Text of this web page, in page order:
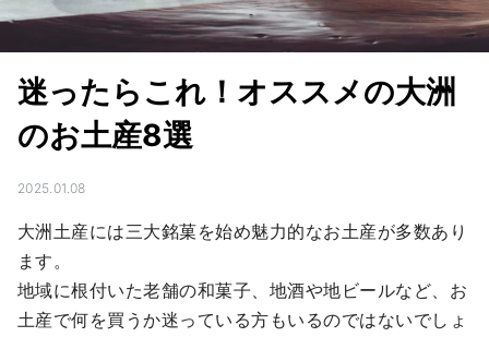
迷ったらこれ！オススメの大洲
のお土産8選
2025.01.08
大洲土産には三大銘菓を始め魅力的なお土産が多数あり
ます。
地域に根付いた老舗の和菓子、地酒や地ビールなど、お
土産で何を買うか迷っている方もいるのではないでしょ